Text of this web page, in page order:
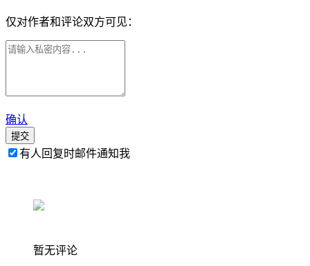
仅对作者和评论双方可见：
确认
提交
有人回复时邮件通知我
暂无评论